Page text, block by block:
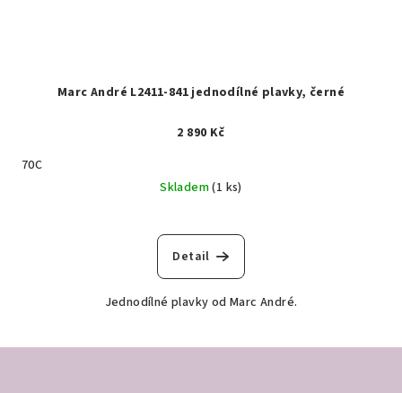
Marc André L2411-841 jednodílné plavky, černé
2 890 Kč
70C
Skladem(1 ks)
Detail
Jednodílné plavky od Marc André.